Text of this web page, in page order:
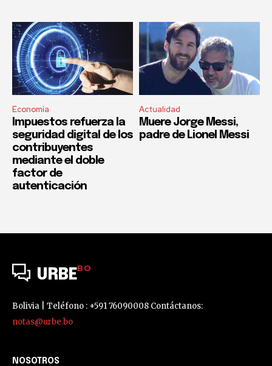
Economía
Impuestos refuerza la
seguridad digital de los
contribuyentes
mediante el doble
factor de
autenticación
Actualidad
Muere Jorge Messi,
padre de Lionel Messi
URBEBO
Bolivia | Teléfono : +591 76090008 Contáctanos:
notas@urbe.bo
NOSOTROS